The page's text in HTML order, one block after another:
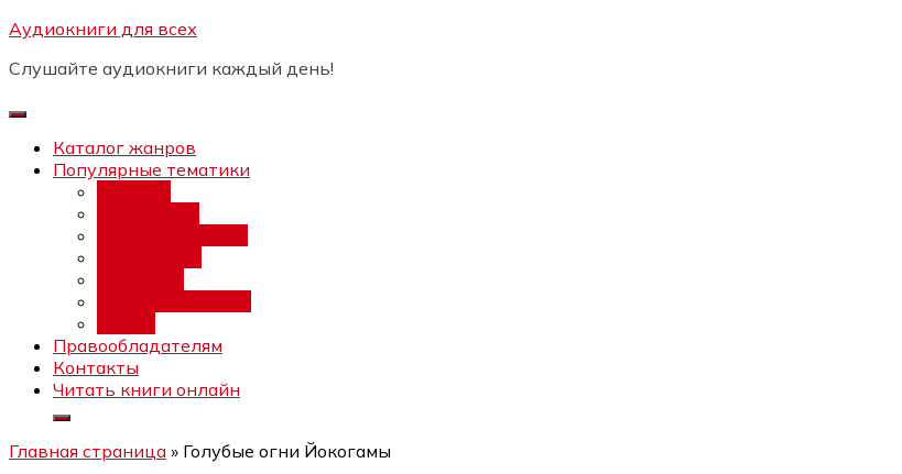
Перейти
содержимому
Аудиокниги для всех
Слушайте аудиокниги каждый день!
Каталог жанров
Популярные тематики
Правообладателям
Контакты
Читать книги онлайн
Главная страница » Голубые огни Йокогамы